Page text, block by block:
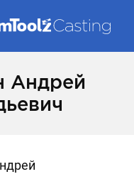
Андрей